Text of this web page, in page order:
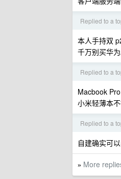
Replied to a
本人手持双
千万别买华
Replied to a
Macbook Pro
小米轻薄本
Replied to a
自建确实可
» More